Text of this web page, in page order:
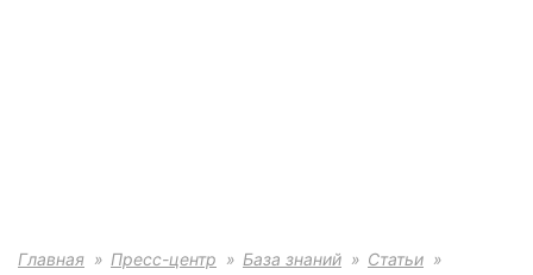
Главная Пресс-центр База знаний
Статьи